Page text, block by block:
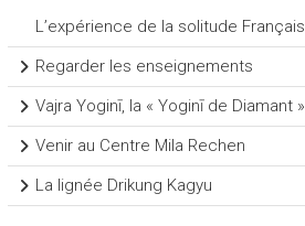
L’expérience de la solitude Français
Regarder les enseignements
Vajra Yoginī, la « Yoginī de Diamant »
Venir au Centre Mila Rechen
La lignée Drikung Kagyu